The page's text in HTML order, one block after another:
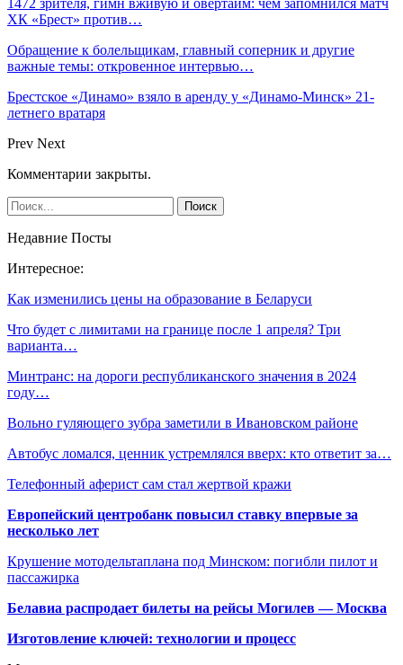
ХК «Брест» против…
Обращение к болельщикам, главный соперник и другие
важные темы: откровенное интервью…
Брестское «Динамо» взяло в аренду у «Динамо-Минск» 21-
летнего вратаря
Prev Next
Комментарии закрыты.
Недавние Посты
Интересное:
Как изменились цены на образование в Беларуси
Что будет с лимитами на границе после 1 апреля? Три
варианта…
Минтранс: на дороги республиканского значения в 2024
году…
Вольно гуляющего зубра заметили в Ивановском районе
Автобус ломался, ценник устремлялся вверх: кто ответит за…
Телефонный аферист сам стал жертвой кражи
Европейский центробанк повысил ставку впервые за
несколько лет
Крушение мотодельтаплана под Минском: погибли пилот и
пассажирка
Белавиа распродает билеты на рейсы Могилев — Москва
Изготовление ключей: технологии и процесс